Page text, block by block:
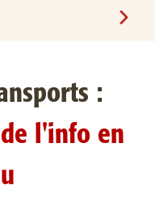
:
l'info en